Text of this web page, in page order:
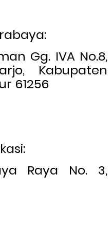
Gg. IVA No.8,
Kabupaten
61256
Raya No. 3,